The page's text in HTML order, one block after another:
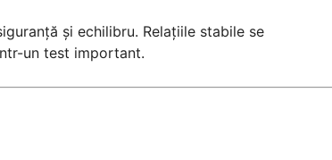
și echilibru. Relațiile stabile se
un test important.